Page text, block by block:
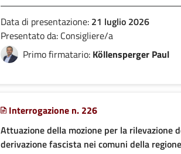
Data di presentazione: 21 luglio 2026
Presentato da: Consigliere/a
Primo firmatario: Köllensperger Paul
Interrogazione n. 226
Attuazione della mozione per la rilevazione
derivazione fascista nei comuni della regione